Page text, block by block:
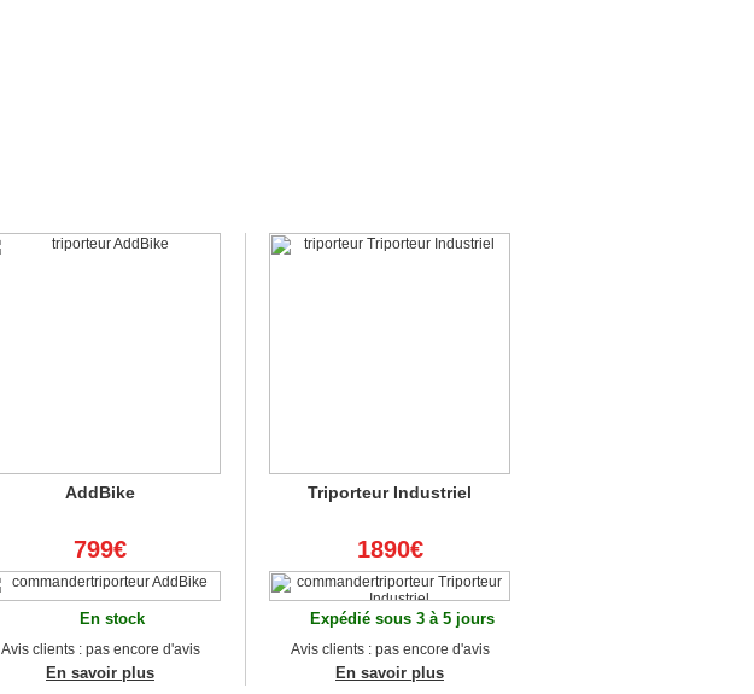
AddBike
799€
En stock
Avis clients : pas encore d'avis
En savoir plus
Triporteur Industriel
1890€
Expédié sous 3 à 5 jours
Avis clients : pas encore d'avis
En savoir plus